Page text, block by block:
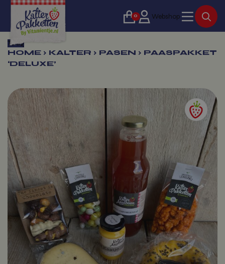
0 Webshop
Terug
HOME › KALTER › PASEN › PAASPAKKET
‘DELUXE’